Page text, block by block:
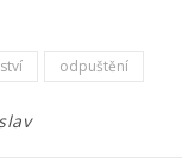
odpuštění